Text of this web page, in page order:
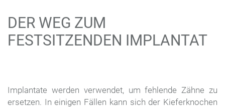
DER WEG ZUM
FESTSITZENDEN IMPLANTAT
Implantate werden verwendet, um fehlende Zähne zu
ersetzen. In einigen Fällen kann sich der Kieferknochen